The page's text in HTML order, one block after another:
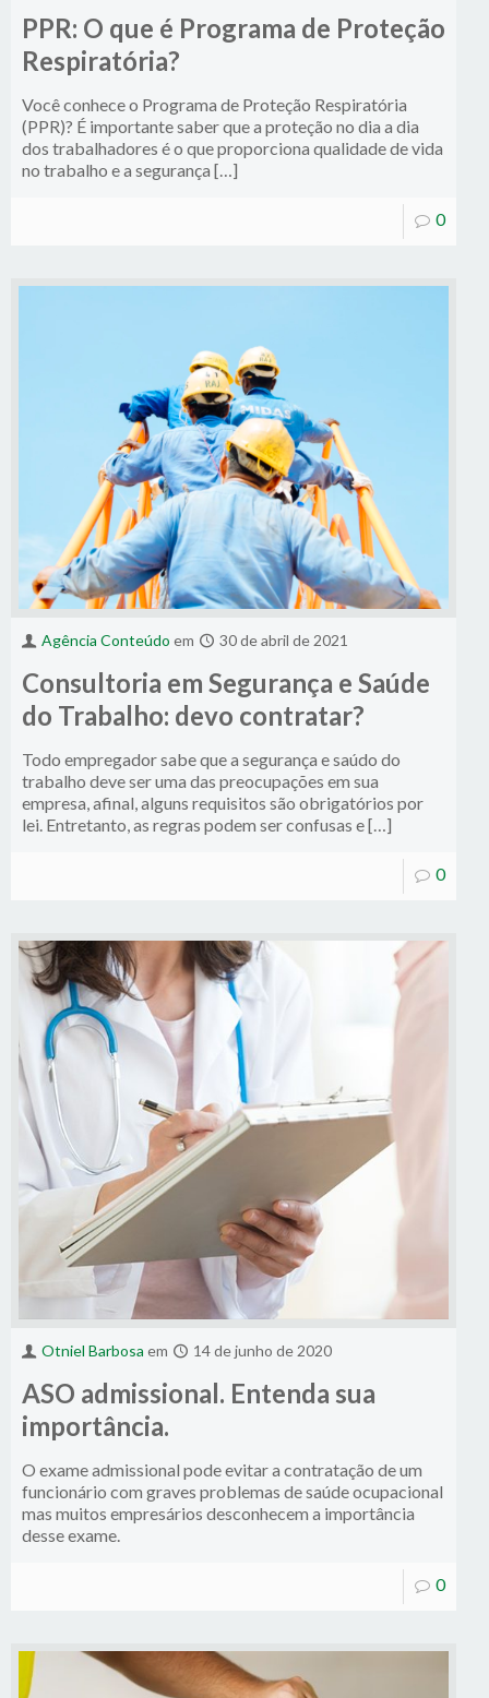
PPR: O que é Programa de Proteção
Respiratória?
Você conhece o Programa de Proteção Respiratória
(PPR)? É importante saber que a proteção no dia a dia
dos trabalhadores é o que proporciona qualidade de vida
no trabalho e a segurança […]
0
Agência Conteúdo em 30 de abril de 2021
Consultoria em Segurança e Saúde
do Trabalho: devo contratar?
Todo empregador sabe que a segurança e saúdo do
trabalho deve ser uma das preocupações em sua
empresa, afinal, alguns requisitos são obrigatórios por
lei. Entretanto, as regras podem ser confusas e […]
0
Otniel Barbosa em 14 de junho de 2020
ASO admissional. Entenda sua
importância.
O exame admissional pode evitar a contratação de um
funcionário com graves problemas de saúde ocupacional
mas muitos empresários desconhecem a importância
desse exame.
0